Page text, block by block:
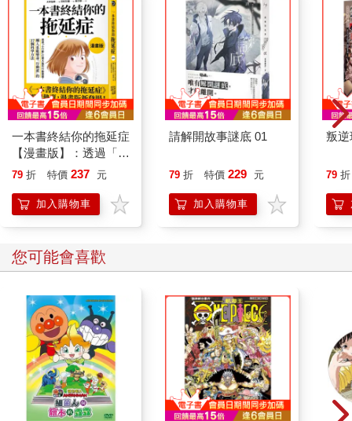
一本書終結你的拖延症
【漫畫版】：透過「小
行動」打開大腦的行動
「行動派」的37個科
學方法
79 折 特價 237 元
加入購物車
請解開故事謎底 01
79 折 特價 229 元
加入購物車
叛逆
79 折
您可能會喜歡